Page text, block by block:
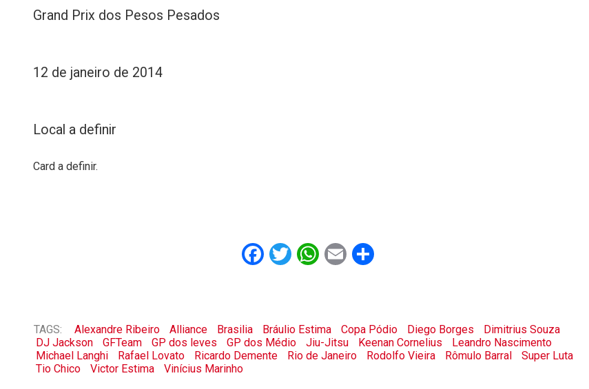
Grand Prix dos Pesos Pesados
12 de janeiro de 2014
Local a definir
Card a definir.
Facebook
Twitter
WhatsApp
Email
TAGS: Alexandre Ribeiro Alliance Brasilia Bráulio Estima Copa Pódio Diego Borges
Dimitrius Souza
DJ Jackson
GFTeam GP dos leves GP dos Médio Jiu-Jitsu Keenan Cornelius
Leandro Nascimento
Michael Langhi
Rafael Lovato Ricardo Demente Rio de Janeiro Rodolfo Vieira Rômulo Barral
Super Luta
Tio Chico
Victor Estima Vinícius Marinho